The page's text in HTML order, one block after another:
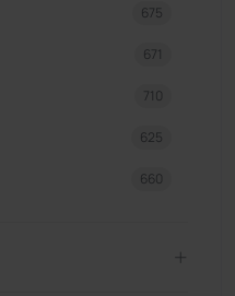
675
671
710
625
660